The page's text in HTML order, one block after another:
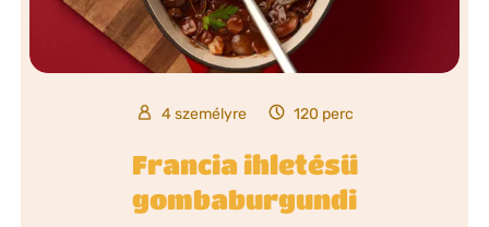
4 személyre 120 perc
Francia ihletésű
gombaburgundi